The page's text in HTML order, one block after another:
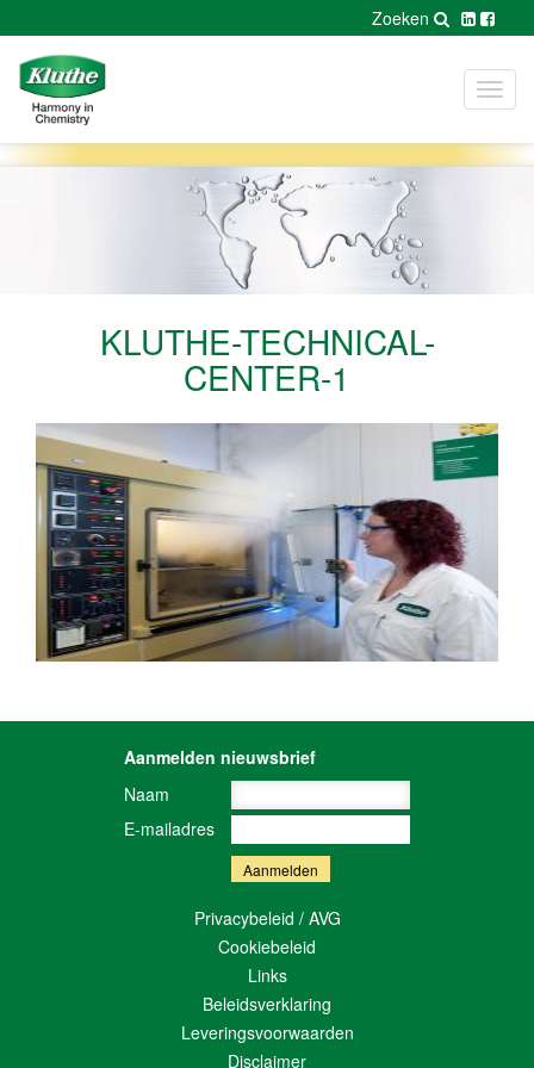
Zoeken
KLUTHE-TECHNICAL-
CENTER-1
Aanmelden nieuwsbrief
Naam
E-mailadres
Privacybeleid / AVG
Cookiebeleid
Links
Beleidsverklaring
Leveringsvoorwaarden
Disclaimer